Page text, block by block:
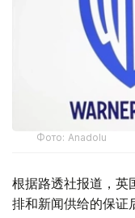
Фото: Аnadolu
根据路透社报道，英
排和新闻供给的保证